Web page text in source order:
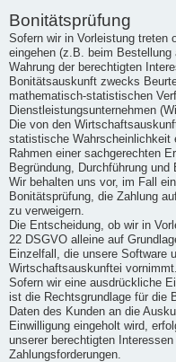
Bonitätsprüfung
Sofern wir in Vorleistung treten
eingehen (z.B. beim
Wahrung der berechtigten
Bonitätsauskunft zwecks
mathematisch-statistischen
Dienstleistungsunternehmen
Die von den
statistische Wahrscheinlichkeit
Rahmen einer sachgerechten
Begründung, Durchführung und
Wir behalten uns vor, im Fall
Bonitätsprüfung, die Zahlung
zu verweigern.
Die Entscheidung, ob wir in
22 DSGVO alleine auf
Einzelfall, die unsere Software
Wirtschaftsauskunftei vornimmt.
Sofern wir eine ausdrückliche
ist die Rechtsgrundlage für die
Daten des Kunden an die
Einwilligung eingeholt wird,
unserer berechtigten
Zahlungsforderungen.